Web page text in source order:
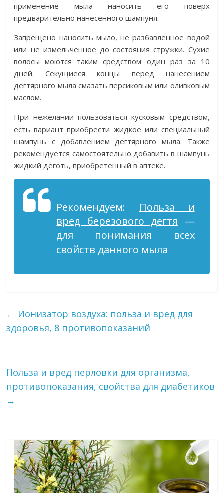
применение мыла наносить его поверх
предварительно нанесенного шампуня.
Запрещено наносить мыло, не разбавленное водой
или не измельченное до состояния стружки. Сухие
волосы моются таким средством один раз за 10
дней. Секущиеся концы перед нанесением
дегтярного мыла смазать персиковым или оливковым
маслом.
При нежелании пользоваться кусковым средством,
есть вариант приобрести жидкое или специальный
шампунь с добавлением дегтярного мыла. Также
рекомендуется самостоятельно добавить в шампунь
жидкий деготь, приобретенный в аптеке.
Рекомендуем: Польза и
вред березового дегтя —
для понимания всех
свойств данного мыла
← Ионизатор воздуха: польза и вред для
здоровья, 8 противопоказаний
Польза и вред перловки для организма,
противопоказания, свойства для диабетиков
→